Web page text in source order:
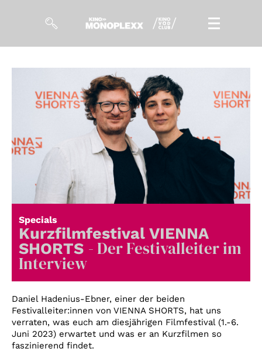
Filme
Magazin
Kuratierungen
Events
So geht’s
Filmpakete
Gutscheine
& Filmpässe
Account
Specials
Kurzfilmfestival VIENNA
SHORTS - Der Festivalleiter im
Interview
Daniel Hadenius-Ebner, einer der beiden
Festivalleiter:innen von VIENNA SHORTS, hat uns
verraten, was euch am diesjährigen Filmfestival (1.-6.
Juni 2023) erwartet und was er an Kurzfilmen so
faszinierend findet.